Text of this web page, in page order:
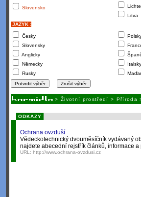
Slovensko
Litva
JAZYK :
Česky
Slovensky
Anglicky
Německy
Rusky
Italsky
> Životní prostředí > Příroda
ODKAZY
Ochrana ovzduší
Vědeckotechnický dvouměsíčník vydávaný
najdete abecední rejstřík článků, informace
URL: http://www.ochrana-ovzdusi.cz